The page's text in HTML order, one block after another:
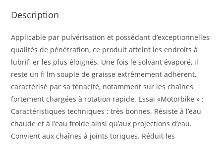
Description
Applicable par pulvérisation et possédant d’exceptionnelles
qualités de pénétration, ce produit atteint les endroits à
lubrifi er les plus éloignés. Une fois le solvant évaporé, il
reste un fi lm souple de graisse extrêmement adhérent,
caractérisé par sa ténacité, notamment sur les chaînes
fortement chargées à rotation rapide. Essai «Motorbike » :
Caractéristiques techniques : très bonnes. Résiste à l’eau
chaude et à l’eau froide ainsi qu’aux projections d’eau.
Convient aux chaînes à joints toriques. Réduit les